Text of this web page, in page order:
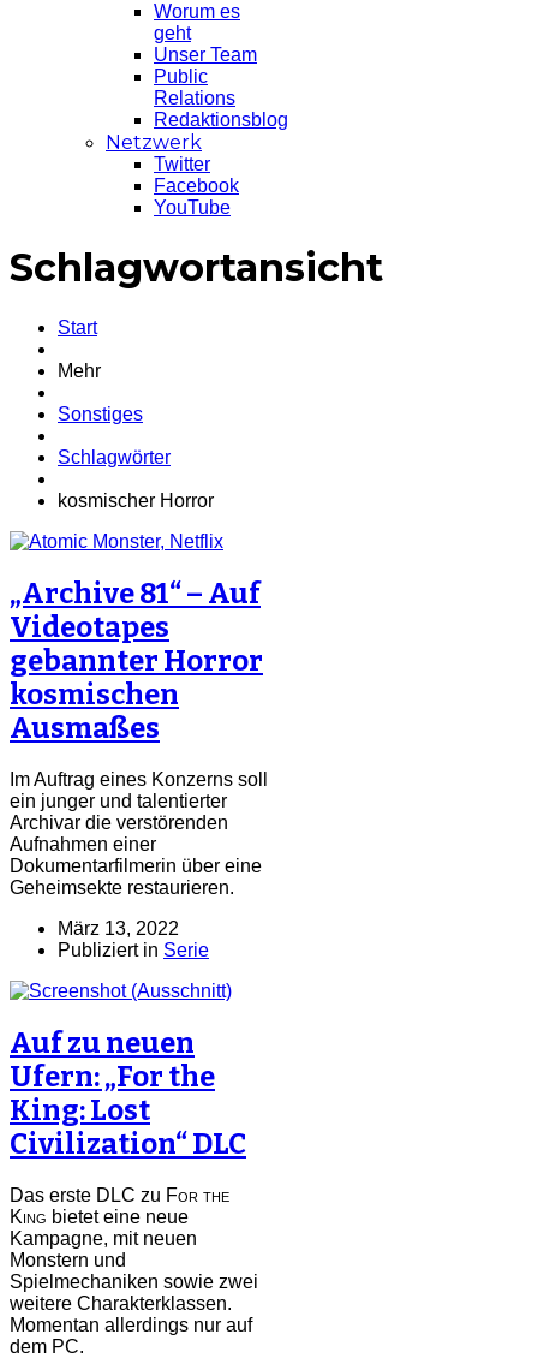
Worum es
geht
Unser Team
Public
Relations
Redaktionsblog
Netzwerk
Twitter
Facebook
YouTube
Schlagwortansicht
Start
Mehr
Sonstiges
Schlagwörter
kosmischer Horror
„Archive 81“ – Auf
Videotapes
gebannter Horror
kosmischen
Ausmaßes
Im Auftrag eines Konzerns soll
ein junger und talentierter
Archivar die verstörenden
Aufnahmen einer
Dokumentarfilmerin über eine
Geheimsekte restaurieren.
März 13, 2022
Publiziert in Serie
Auf zu neuen
Ufern: „For the
King: Lost
Civilization“ DLC
Das erste DLC zu For the
King bietet eine neue
Kampagne, mit neuen
Monstern und
Spielmechaniken sowie zwei
weitere Charakterklassen.
Momentan allerdings nur auf
dem PC.